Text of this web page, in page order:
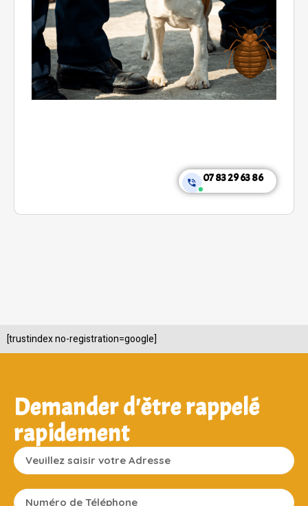
07 83 29 63 86
[trustindex no-registration=google]
Demander d'être rappelé
rapidement